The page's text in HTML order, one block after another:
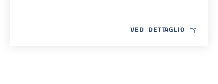
VEDI DETTAGLIO MAP ICON